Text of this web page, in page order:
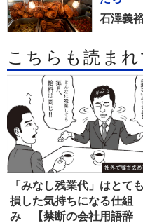
石澤義
こちらも読ま
「みなし残業代」はとても
損した気持ちになる仕組
み 【禁断の会社用語辞